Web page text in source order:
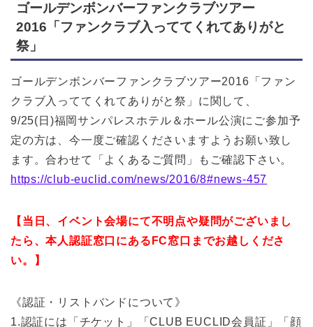
ゴールデンボンバーファンクラブツアー
2016「ファンクラブ入っててくれてありがと
祭」
ゴールデンボンバーファンクラブツアー2016「ファン
クラブ入っててくれてありがと祭」に関して、
9/25(日)福岡サンパレスホテル＆ホール公演にご参加予
定の方は、今一度ご確認くださいますようお願い致し
ます。合わせて「よくあるご質問」もご確認下さい。
https://club-euclid.com/news/2016/8#news-457
【当日、イベント会場にて不明点や疑問がございまし
たら、本人認証窓口にあるFC窓口までお越しくださ
い。】
《認証・リストバンドについて》
1.認証には「チケット」「CLUB EUCLID会員証」「顔